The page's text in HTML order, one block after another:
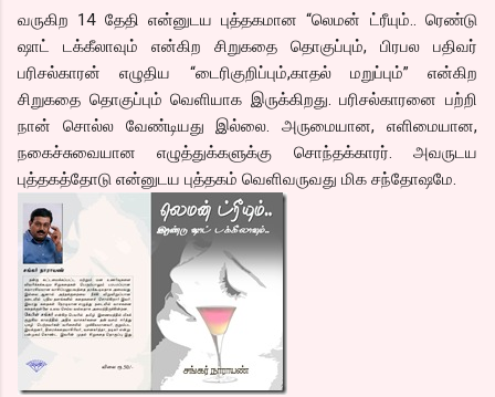
வருகிற 14 தேதி என்னுடய புத்தகமான “லெமன் ட்ரீயும்.. ரெண்டு
ஷாட் டக்கீலாவும் என்கிற சிறுகதை தொகுப்பும், பிரபல பதிவர்
பரிசல்காரன் எழுதிய “டைரிகுறிப்பும்,காதல் மறுப்பும்” என்கிற
சிறுகதை தொகுப்பும் வெளியாக இருக்கிறது. பரிசல்காரனை பற்றி
நான் சொல்ல வேண்டியது இல்லை. அருமையான, எளிமையான,
நகைச்சுவையான எழுத்துக்களுக்கு சொந்தக்காரர். அவருடய
புத்தகத்தோடு என்னுடய புத்தகம் வெளிவருவது மிக சந்தோஷமே.